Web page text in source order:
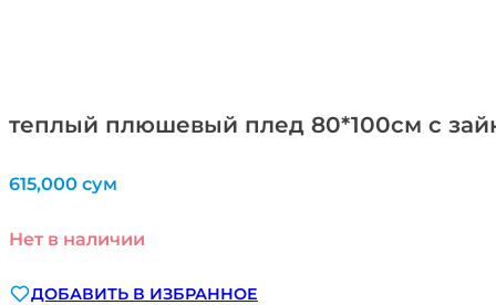
теплый плюшевый плед 80*100см с
615,000 сум
Нет в наличии
ДОБАВИТЬ В ИЗБРАННОЕ